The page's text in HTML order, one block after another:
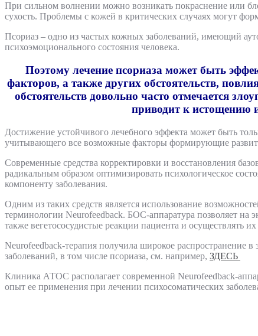
При сильном волнении можно возникать покраснение или
сухость. Проблемы с кожей в критических случаях могут
Псориаз – одно из частых кожных заболеваний, имеющий
психоэмоционального состояния человека.
Поэтому лечение псориаза может быть
факторов, а также других обстоятельств,
обстоятельств довольно часто отмечается
приводит к истощению
Достижение устойчивого лечебного эффекта может быть
учитывающего все возможные факторы формирующие
Современные средства корректировки и восстановления
радикальным образом оптимизировать психологическое
компоненту заболевания.
Одним из таких средств является использование
терминологии Neurofeedback. БОС-аппаратура позволяет на
также вегетососудистые реакции пациента и осуществлять их
Neurofeedback-терапия получила широкое распространение
заболеваний, в том числе псориаза, см. например, ЗДЕСЬ
Клиника АТОС располагает современной Neurofeedback-
опыт ее применения при лечении психосоматических